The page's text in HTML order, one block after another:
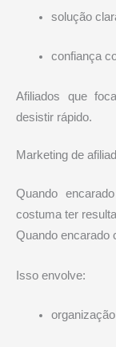
solução
confiança
Afiliados que
desistir rápido.
Marketing de
Quando
costuma ter
Quando encarado
Isso envolve:
organização